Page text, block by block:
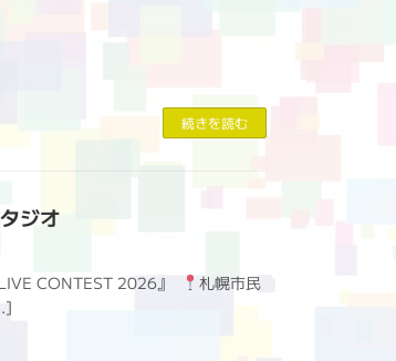
続きを読む
ジオ
CONTEST 2026』
札幌市民